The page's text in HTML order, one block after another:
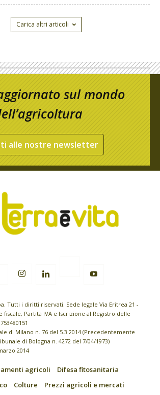
Carica altri articoli
sul mondo
alle nostre newsletter
Tutti i diritti riservati. Sede legale Via Eritrea 21 -
fiscale, Partita IVA e Iscrizione al Registro delle
di Milano n. 76 del 5.3.2014 (Precedentemente
di Bologna n. 4272 del 7/04/1973)
2014
agricoli
Difesa fitosanitaria
Colture
Prezzi agricoli e mercati